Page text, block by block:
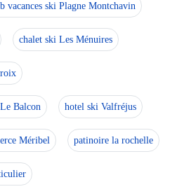
vacances ski Plagne Montchavin
chalet ski Les Ménuires
Balcon hotel ski Valfréjus
Méribel patinoire la rochelle